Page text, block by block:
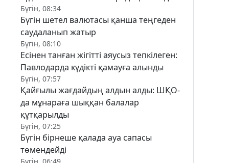
Бүгін, 08:34
Бүгін шетел валютасы қанша теңгеден
саудаланып жатыр
Бүгін, 08:10
Есінен танған жігітті аяусыз тепкілеген:
Павлодарда күдікті қамауға алынды
Бүгін, 07:57
Қайғылы жағдайдың алдын алды: ШҚО-
да мұнараға шыққан балалар
құтқарылды
Бүгін, 07:25
Бүгін бірнеше қалада ауа сапасы
төмендейді